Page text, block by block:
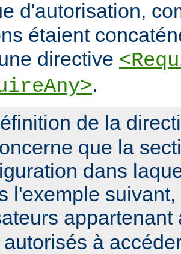
d'autorisation,
étaient
directive
.
de la
que la
dans
l'exemple
autorisés à